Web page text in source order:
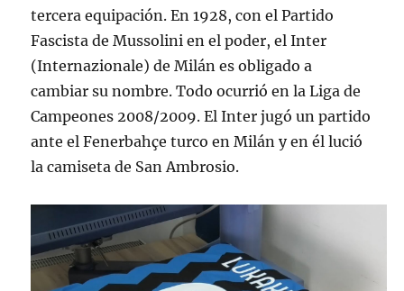
tercera equipación. En 1928, con el Partido
Fascista de Mussolini en el poder, el Inter
(Internazionale) de Milán es obligado a
cambiar su nombre. Todo ocurrió en la Liga de
Campeones 2008/2009. El Inter jugó un partido
ante el Fenerbahçe turco en Milán y en él lució
la camiseta de San Ambrosio.